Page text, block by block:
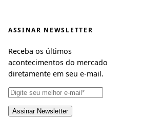
ASSINAR NEWSLETTER
Receba os últimos
acontecimentos do mercado
diretamente em seu e-mail.